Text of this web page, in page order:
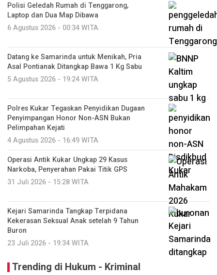
Polisi Geledah Rumah di Tenggarong,
Laptop dan Dua Map Dibawa
6 Agustus 2026 - 00:34 WITA
Datang ke Samarinda untuk Menikah, Pria
Asal Pontianak Ditangkap Bawa 1 Kg Sabu
5 Agustus 2026 - 19:24 WITA
Polres Kukar Tegaskan Penyidikan Dugaan
Penyimpangan Honor Non-ASN Bukan
Pelimpahan Kejati
4 Agustus 2026 - 16:49 WITA
Operasi Antik Kukar Ungkap 29 Kasus
Narkoba, Penyerahan Pakai Titik GPS
31 Juli 2026 - 15:28 WITA
Kejari Samarinda Tangkap Terpidana
Kekerasan Seksual Anak setelah 9 Tahun
Buron
23 Juli 2026 - 19:34 WITA
Trending di Hukum - Kriminal